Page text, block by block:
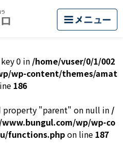
0 in /home/vuser/0/1/002
wp-content/themes/amat
186
property "parent" on null in /
www.bungul.com/wp/wp-co
functions.phpon line 187